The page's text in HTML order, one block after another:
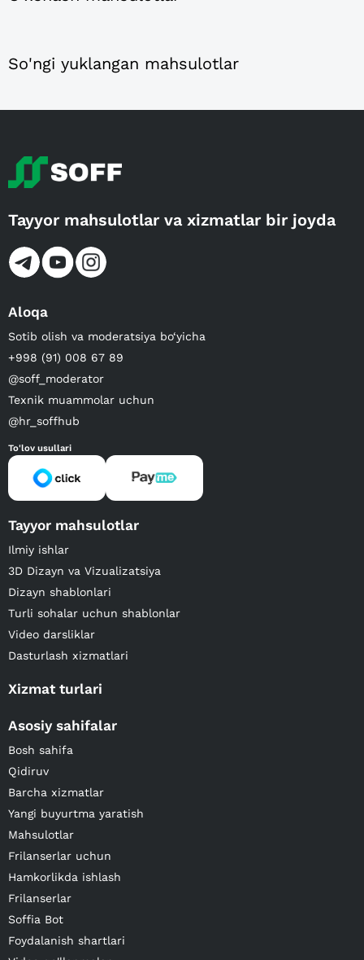
So'ngi yuklangan mahsulotlar
Tayyor mahsulotlar va xizmatlar bir joyda
Aloqa
Sotib olish va moderatsiya bo‘yicha
+998 (91) 008 67 89
@soff_moderator
Texnik muammolar uchun
@hr_soffhub
To'lov usullari
Tayyor mahsulotlar
Ilmiy ishlar
3D Dizayn va Vizualizatsiya
Dizayn shablonlari
Turli sohalar uchun shablonlar
Video darsliklar
Dasturlash xizmatlari
Xizmat turlari
Asosiy sahifalar
Bosh sahifa
Qidiruv
Barcha xizmatlar
Yangi buyurtma yaratish
Mahsulotlar
Frilanserlar uchun
Hamkorlikda ishlash
Frilanserlar
Soffia Bot
Foydalanish shartlari